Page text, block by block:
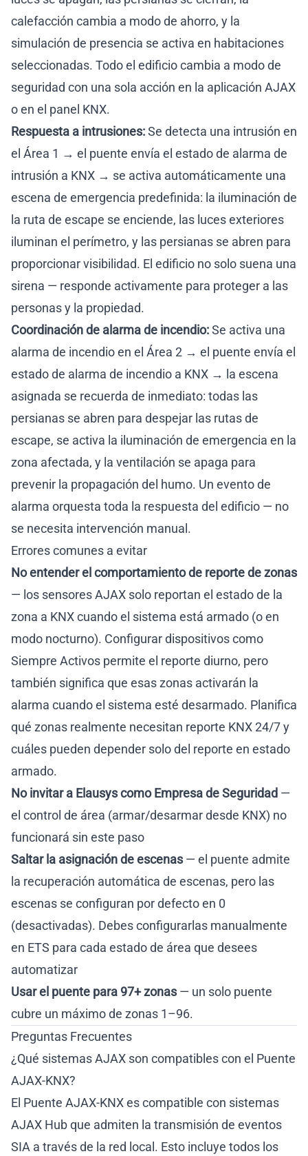
calefacción cambia a modo de ahorro, y la
simulación de presencia se activa en habitaciones
seleccionadas. Todo el edificio cambia a modo de
seguridad con una sola acción en la aplicación AJAX
o en el panel KNX.
Respuesta a intrusiones:Se detecta una intrusión en
el Área 1 → el puente envía el estado de alarma de
intrusión a KNX → se activa automáticamente una
escena de emergencia predefinida: la iluminación de
la ruta de escape se enciende, las luces exteriores
iluminan el perímetro, y las persianas se abren para
proporcionar visibilidad. El edificio no solo suena una
sirena — responde activamente para proteger a las
personas y la propiedad.
Coordinación de alarma de incendio:Se activa una
alarma de incendio en el Área 2 → el puente envía el
estado de alarma de incendio a KNX → la escena
asignada se recuerda de inmediato: todas las
persianas se abren para despejar las rutas de
escape, se activa la iluminación de emergencia en la
zona afectada, y la ventilación se apaga para
prevenir la propagación del humo. Un evento de
alarma orquesta toda la respuesta del edificio — no
se necesita intervención manual.
Errores comunes a evitar
No entender el comportamiento de reporte de zonas
— los sensores AJAX solo reportan el estado de la
zona a KNX cuando el sistema está armado (o en
modo nocturno). Configurar dispositivos como
Siempre Activos permite el reporte diurno, pero
también significa que esas zonas activarán la
alarma cuando el sistema esté desarmado. Planifica
qué zonas realmente necesitan reporte KNX 24/7 y
cuáles pueden depender solo del reporte en estado
armado.
No invitar a Elausys como Empresa de Seguridad —
el control de área (armar/desarmar desde KNX) no
funcionará sin este paso
Saltar la asignación de escenas — el puente admite
la recuperación automática de escenas, pero las
escenas se configuran por defecto en 0
(desactivadas). Debes configurarlas manualmente
en ETS para cada estado de área que desees
automatizar
Usar el puente para 97+ zonas — un solo puente
cubre un máximo de zonas 1–96.
Preguntas Frecuentes
¿Qué sistemas AJAX son compatibles con el Puente
AJAX-KNX?
El Puente AJAX-KNX es compatible con sistemas
AJAX Hub que admiten la transmisión de eventos
SIA a través de la red local. Esto incluye todos los